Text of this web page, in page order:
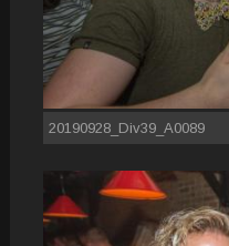
20190928_Div39_A0089